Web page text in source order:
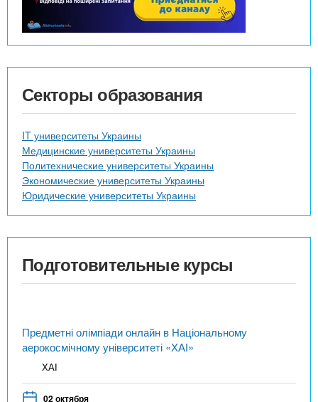
Секторы образования
IT университеты Украины
Медицинские университеты Украины
Политехнические университеты Украины
Экономические университеты Украины
Юридические университеты Украины
Подготовительные курсы
Предметні олімпіади онлайн в Національному
аерокосмічному університеті «ХАІ»
ХАІ
02 октября